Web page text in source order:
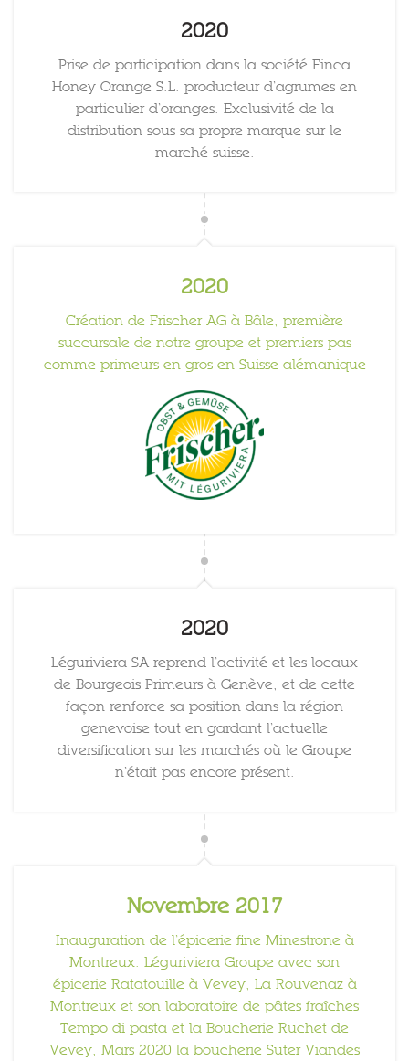
2020
Prise de participation dans la société Finca
Honey Orange S.L. producteur d’agrumes en
particulier d’oranges. Exclusivité de la
distribution sous sa propre marque sur le
marché suisse.
2020
Création de Frischer AG à Bâle, première
succursale de notre groupe et premiers pas
comme primeurs en gros en Suisse alémanique
2020
Léguriviera SA reprend l’activité et les locaux
de Bourgeois Primeurs à Genève, et de cette
façon renforce sa position dans la région
genevoise tout en gardant l’actuelle
diversification sur les marchés où le Groupe
n’était pas encore présent.
Novembre 2017
Inauguration de l’épicerie fine Minestrone à
Montreux. Léguriviera Groupe avec son
épicerie Ratatouille à Vevey, La Rouvenaz à
Montreux et son laboratoire de pâtes fraîches
Tempo di pasta et la Boucherie Ruchet de
Vevey, Mars 2020 la boucherie Suter Viandes